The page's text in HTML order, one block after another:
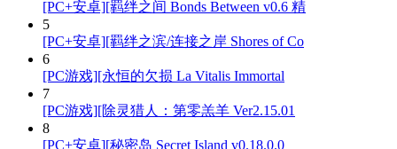
[PC+安卓][羁绊之间 Bonds Between v0.6 精
5
[PC+安卓][羁绊之滨/连接之岸 Shores of Co
6
[PC游戏][永恒的欠损 La Vitalis Immortal
7
[PC游戏][除灵猎人：第零羔羊 Ver2.15.01
8
[PC+安卓][秘密岛 Secret Island v0.18.0.0